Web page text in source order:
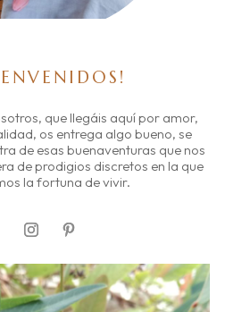
que llegáis aquí por amor,
os entrega algo bueno, se
de esas buenaventuras que nos
de prodigios discretos en la que
la fortuna de vivir.